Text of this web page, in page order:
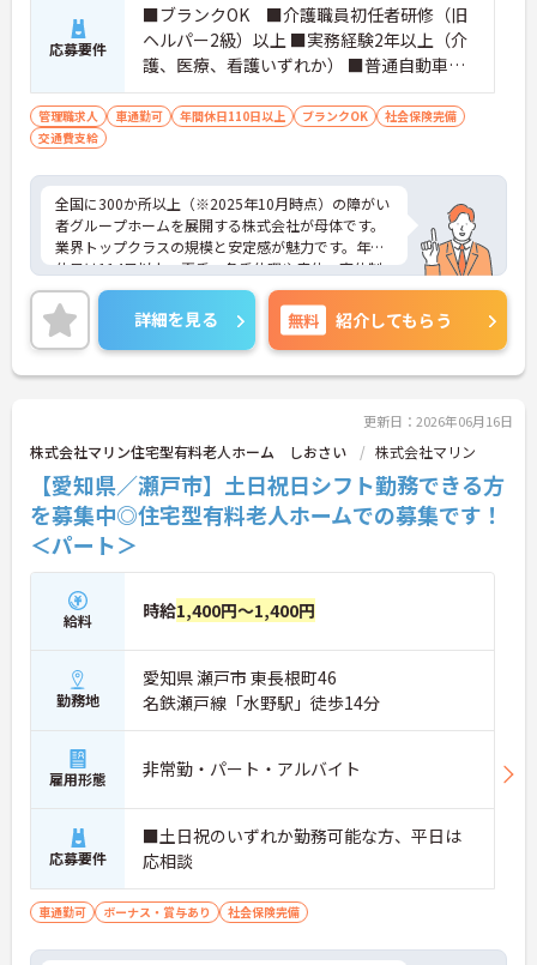
応募要件
■ブランクOK ■介護職員初任者研修（旧
ヘルパー2級）以上 ■実務経験2年以上（介
護、医療、看護いずれか） ■普通自動車運
転免許(AT限定可) ※管理業務に就かれて
いた方歓迎
管理職求人 車通勤可 年間休日110日以上 ブランクOK
社会保険完備
交通費支給
全国に300か所以上（※2025年10月時点）の障がい
者グループホームを展開する株式会社が母体です。
業界トップクラスの規模と安定感が魅力です。年間
休日は114日以上、夏季・冬季休暇や産休・育休制
度もしっかり整っており、プライベートとの両立も
可能。これまでのご経験を活かし、新しいキャリア
を築きたい方、ぜひご応募ください。20代から60代
まで、幅広い年代の方が活躍できる職場です。ご興
味のある方は詳細等をお伝えしますので、お気軽に
詳細を見る 無料 紹介してもらう
更新日：2026年06月16日
株式会社マリン住宅型有料老人ホーム しおさい 株式会社マリン
【愛知県／瀬戸市】土日祝日シフト勤務できる方
を募集中◎住宅型有料老人ホームでの募集です！
＜パート＞
給料 時給1,400円～1,400円
勤務地
愛知県 瀬戸市 東長根町46
名鉄瀬戸線「水野駅」徒歩14分
雇用形態 非常勤・パート・アルバイト
応募要件
■土日祝のいずれか勤務可能な方、平日は
応相談
車通勤可 ボーナス・賞与あり 社会保険完備